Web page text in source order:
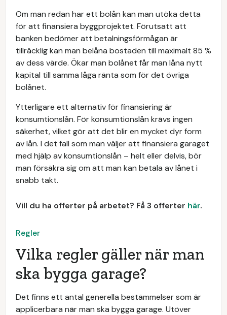
Om man redan har ett bolån kan man utöka detta
för att finansiera byggprojektet. Förutsatt att
banken bedömer att betalningsförmågan är
tillräcklig kan man belåna bostaden till maximalt 85 %
av dess värde. Ökar man bolånet får man låna nytt
kapital till samma låga ränta som för det övriga
bolånet.
Ytterligare ett alternativ för finansiering är
konsumtionslån. För konsumtionslån krävs ingen
säkerhet, vilket gör att det blir en mycket dyr form
av lån. I det fall som man väljer att finansiera garaget
med hjälp av konsumtionslån – helt eller delvis, bör
man försäkra sig om att man kan betala av lånet i
snabb takt.
Vill du ha offerter på arbetet? Få 3 offerter här.
Regler
Vilka regler gäller när man
ska bygga garage?
Det finns ett antal generella bestämmelser som är
applicerbara när man ska bygga garage. Utöver